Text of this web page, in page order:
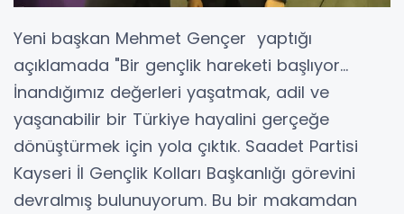
Yeni başkan Mehmet Gençer yaptığı
açıklamada "Bir gençlik hareketi başlıyor...
İnandığımız değerleri yaşatmak, adil ve
yaşanabilir bir Türkiye hayalini gerçeğe
dönüştürmek için yola çıktık. Saadet Partisi
Kayseri İl Gençlik Kolları Başkanlığı görevini
devralmış bulunuyorum. Bu bir makamdan